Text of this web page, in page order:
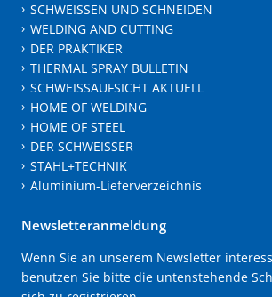
SCHWEISSEN UND SCHNEIDEN
WELDING AND CUTTING
DER PRAKTIKER
THERMAL SPRAY BULLETIN
SCHWEISSAUFSICHT AKTUELL
HOME OF WELDING
HOME OF STEEL
DER SCHWEISSER
STAHL+TECHNIK
Aluminium-Lieferverzeichnis
Newsletteranmeldung
Wenn Sie an unserem Newsletter
benutzen Sie bitte die untenstehende